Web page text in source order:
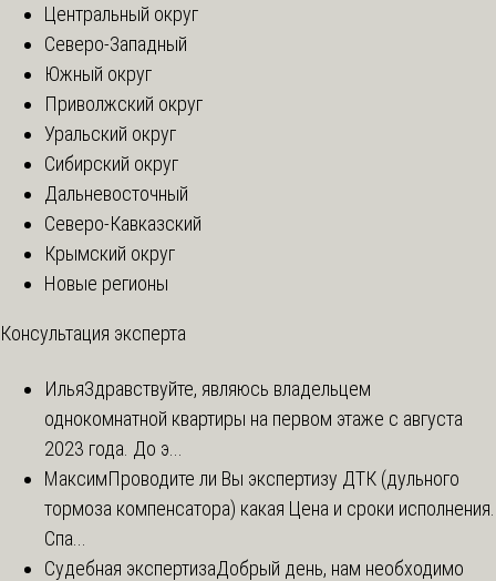
Центральный округ
Северо-Западный
Южный округ
Приволжский округ
Уральский округ
Сибирский округ
Дальневосточный
Северо-Кавказский
Крымский округ
Новые регионы
Консультация эксперта
ИльяЗдравствуйте, являюсь владельцем
однокомнатной квартиры на первом этаже с августа
2023 года. До э...
МаксимПроводите ли Вы экспертизу ДТК (дульного
тормоза компенсатора) какая Цена и сроки исполнения.
Спа...
Судебная экспертизаДобрый день, нам необходимо